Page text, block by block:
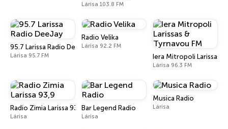
Lárisa 103.8 FM
95.7 Larissa Radio DeeJay
Lárisa 95.7 FM
Radio Velika
Lárisa 92.2 FM
Iera Mitropoli Larissas
Lárisa 96.3 FM
Radio Zimia Larissa 93,9
Lárisa
Bar Legend Radio
Lárisa
Musica Radio
Lárisa